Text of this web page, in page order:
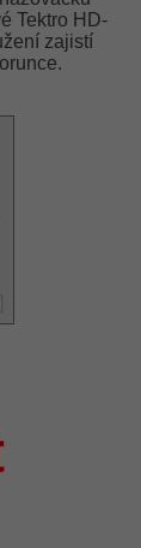
Tektro HD-
zajistí